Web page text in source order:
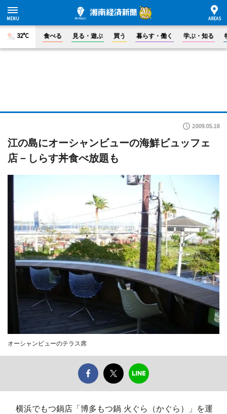
32°C 食べる 見る・遊ぶ 買う 暮らす・働く 学ぶ・知る
2009.05.18
江の島にオーシャンビューの海鮮ビュッフェ
店－しらす丼食べ放題も
オーシャンビューのテラス席
横浜でもつ鍋店「博多もつ鍋 火ぐら（かぐら）」を運